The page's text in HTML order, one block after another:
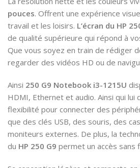
pouces. Offrent une expérience
travail et les loisirs. L’écran du HP
de qualité supérieure qui répond à
Que vous soyez en train de rédiger
regarder des vidéos HD ou de
Ainsi 250 G9 Notebook i3-1215U
HDMI, Ethernet et audio. Ainsi qui lui
flexibilité pour connecter des
que des clés USB, des souris, des
moniteurs externes. De plus, la
du HP 250 G9 permet un accès sans